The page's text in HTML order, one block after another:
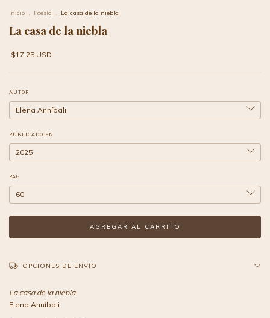
Inicio . Poesía . La casa de la niebla
La casa de la niebla
$17.25 USD
AUTOR
PUBLICADO EN
PAG
OPCIONES DE ENVÍO
La casa de la niebla
Elena Anníbali